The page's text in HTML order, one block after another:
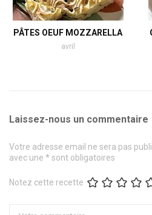
PÂTES OEUF MOZZARELLA
avril
Laissez-nous un commentaire
Votre adresse email ne sera pas
avec une * sont obligatoires
Notez cette recette